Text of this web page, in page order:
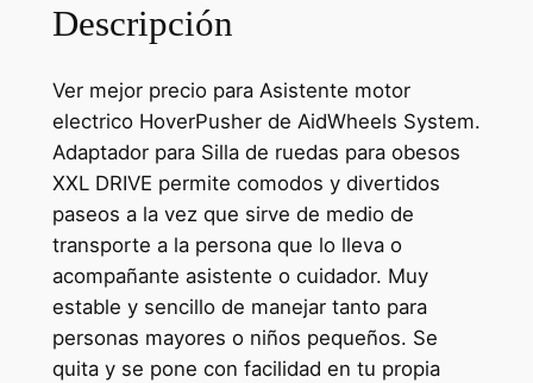
Descripción
Ver mejor precio para Asistente motor
electrico HoverPusher de AidWheels System.
Adaptador para Silla de ruedas para obesos
XXL DRIVE permite comodos y divertidos
paseos a la vez que sirve de medio de
transporte a la persona que lo lleva o
acompañante asistente o cuidador. Muy
estable y sencillo de manejar tanto para
personas mayores o niños pequeños. Se
quita y se pone con facilidad en tu propia